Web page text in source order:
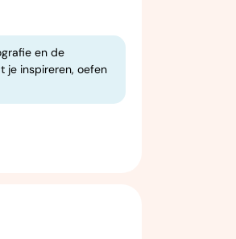
en de
je inspireren, oefen